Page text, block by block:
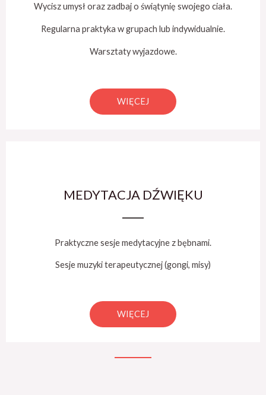
Wycisz umysł oraz zadbaj o świątynię swojego ciała.
Regularna praktyka w grupach lub indywidualnie.
Warsztaty wyjazdowe.
WIĘCEJ
MEDYTACJA DŹWIĘKU
Praktyczne sesje medytacyjne z bębnami.
Sesje muzyki terapeutycznej (gongi, misy)
WIĘCEJ